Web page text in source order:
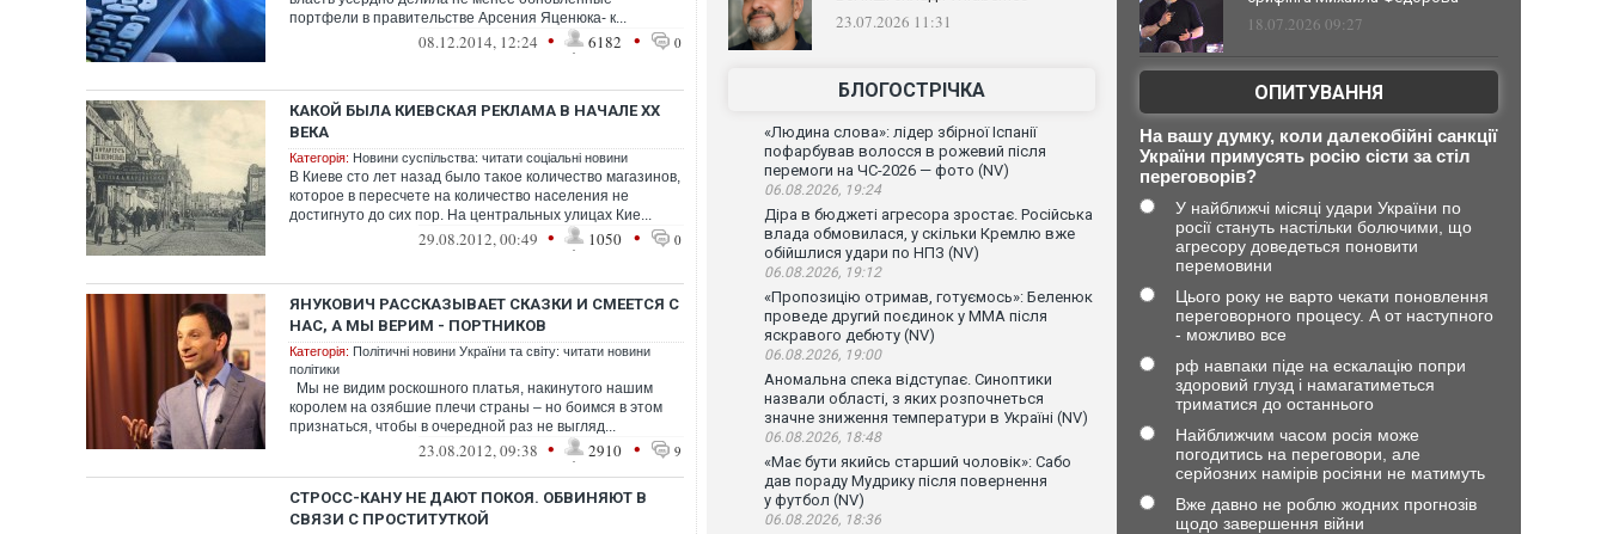
портфели в правительстве Арсения Яценюка- к...
08.12.2014, 12:24 • 6182 • 0
КАКОЙ БЫЛА КИЕВСКАЯ РЕКЛАМА В НАЧАЛЕ ХХ
ВЕКА
Категорія: Новини суспільства: читати соціальні новини
В Киеве сто лет назад было такое количество магазинов,
которое в пересчете на количество населения не
достигнуто до сих пор. На центральных улицах Кие...
29.08.2012, 00:49 • 1050 • 0
ЯНУКОВИЧ РАССКАЗЫВАЕТ СКАЗКИ И СМЕЕТСЯ С
НАС, А МЫ ВЕРИМ - ПОРТНИКОВ
Категорія: Політичні новини України та світу: читати новини
політики
Мы не видим роскошного платья, накинутого нашим
королем на озябшие плечи страны – но боимся в этом
признаться, чтобы в очередной раз не выгляд...
23.08.2012, 09:38 • 2910 • 9
СТРОСС-КАНУ НЕ ДАЮТ ПОКОЯ. ОБВИНЯЮТ В
СВЯЗИ С ПРОСТИТУТКОЙ
23.07.2026 11:31
БЛОГОСТРІЧКА
«Людина слова»: лідер збірної Іспанії
пофарбував волосся в рожевий після
перемоги на ЧС-2026 — фото (NV)
06.08.2026, 19:24
Діра в бюджеті агресора зростає. Російська
влада обмовилася, у скільки Кремлю вже
обійшлися удари по НПЗ (NV)
06.08.2026, 19:12
«Пропозицію отримав, готуємось»: Беленюк
проведе другий поєдинок у ММА після
яскравого дебюту (NV)
06.08.2026, 19:00
Аномальна спека відступає. Синоптики
назвали області, з яких розпочнеться
значне зниження температури в Україні (NV)
06.08.2026, 18:48
«Має бути якийсь старший чоловік»: Сабо
дав пораду Мудрику після повернення
у футбол (NV)
06.08.2026, 18:36
18.07.2026 09:27
ОПИТУВАННЯ
На вашу думку, коли далекобійні санкції
України примусять росію сісти за стіл
переговорів?
У найближчі місяці удари України по
росії стануть настільки болючими, що
агресору доведеться поновити
перемовини
Цього року не варто чекати поновлення
переговорного процесу. А от наступного
- можливо все
рф навпаки піде на ескалацію попри
здоровий глузд і намагатиметься
триматися до останнього
Найближчим часом росія може
погодитись на переговори, але
серйозних намірів росіяни не матимуть
Вже давно не роблю жодних прогнозів
щодо завершення війни